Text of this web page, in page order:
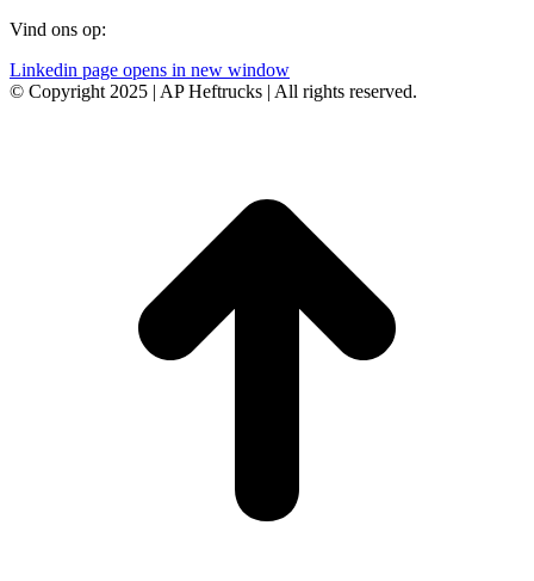
Vind ons op:
Linkedin page opens in new window
© Copyright 2025 | AP Heftrucks | All rights reserved.